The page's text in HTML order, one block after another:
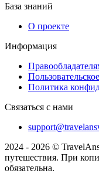
База знаний
О проекте
Информация
Политика
Связаться с нами
2024 - 2026 ©
путешествия. При
обязательна.